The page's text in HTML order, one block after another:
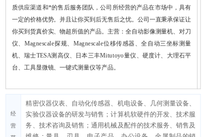
质供应渠道和*的售后服务团队，公司所经营的产品在市场中，具有
一定的价格优势。并且让你买到后无售后之忧。公司一直秉承保证让
你买到货真价实、物超所值的产品。主营：全自动影像测量机、对刀
仪、Magnescale探规、Magnescale位移传感器、全自动三坐标测量
机、瑞士TESA测高仪、日本三丰Mitutoyo量仪、硬度计、大理石平
台、工具显微镜、一键式测量仪等产品。
经
营
精密仪器仪表、自动化传感器、机电设备、几何测量设备、
实验仪器设备的研发与销售；计算机软硬件的开发、技术服
务、技术咨询及销售；通用机械及配件的技术服务、销售及